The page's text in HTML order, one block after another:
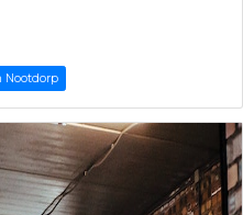
Nootdorp